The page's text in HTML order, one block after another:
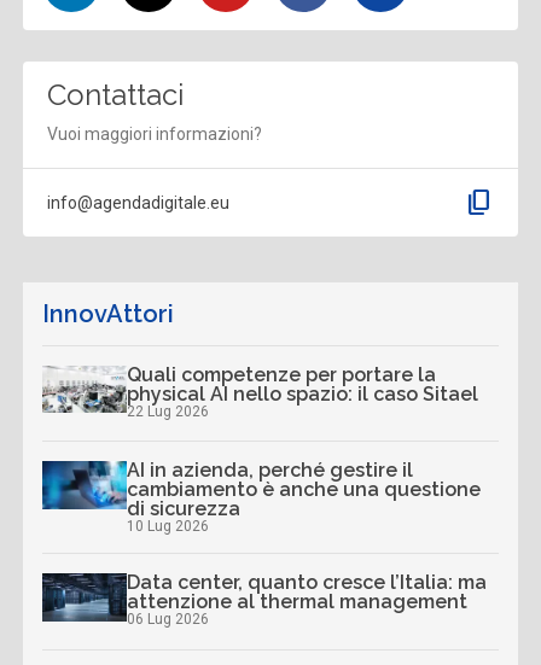
Contattaci
Vuoi maggiori informazioni?
info@agendadigitale.eu content_copy
InnovAttori
Quali competenze per portare la
physical AI nello spazio: il caso Sitael
22 Lug 2026
AI in azienda, perché gestire il
cambiamento è anche una questione
di sicurezza
10 Lug 2026
Data center, quanto cresce l’Italia: ma
attenzione al thermal management
06 Lug 2026